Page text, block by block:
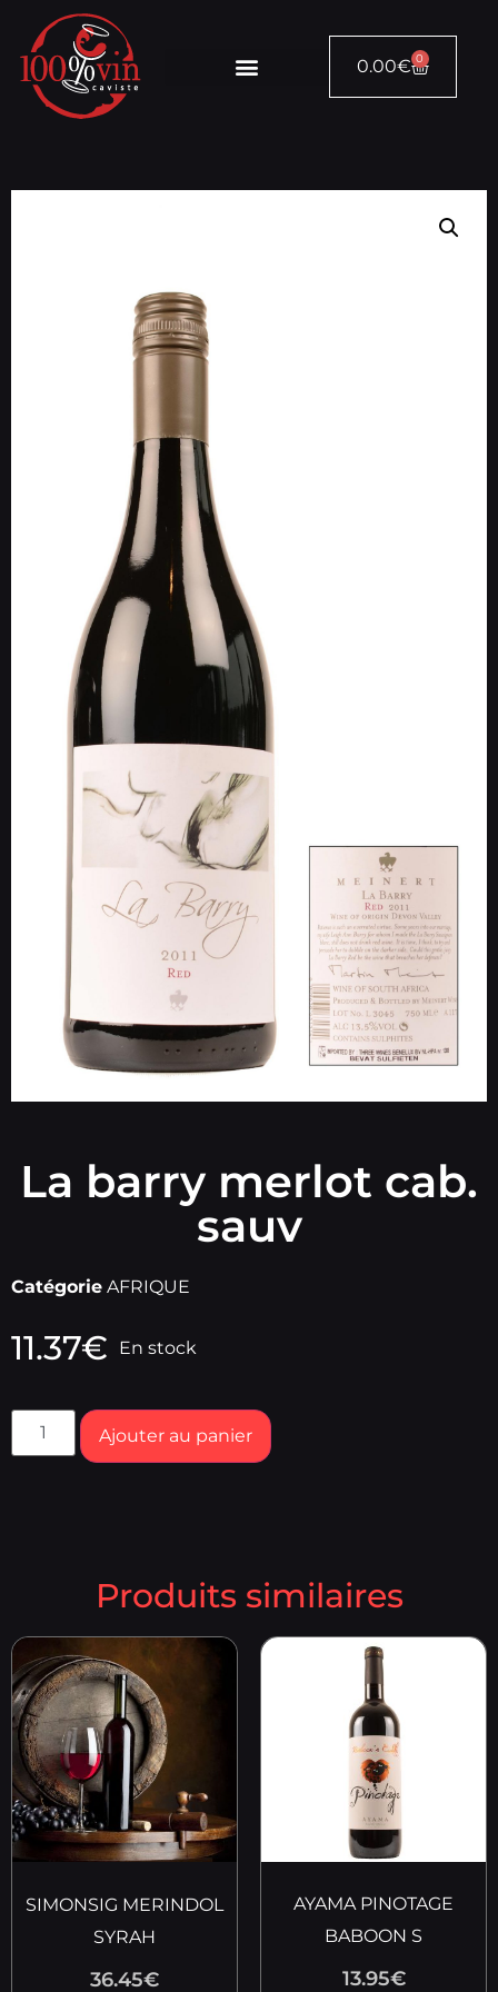
0.00€ 0
La barry merlot cab.
sauv
Catégorie AFRIQUE
11.37€ En stock
Ajouter au panier
Produits similaires
SIMONSIG MERINDOL
SYRAH
36.45€
AYAMA PINOTAGE
BABOON S
13.95€